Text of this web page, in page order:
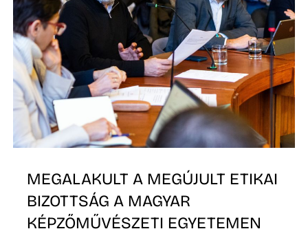
MEGALAKULT A MEGÚJULT ETIKAI
BIZOTTSÁG A MAGYAR
KÉPZŐMŰVÉSZETI EGYETEMEN